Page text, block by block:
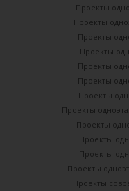
Проекты
Проекты
Проекты
Проекты
Проекты
Проекты
Проекты
Проекты
Проекты
Проекты
Проекты
Проекты
Проекты